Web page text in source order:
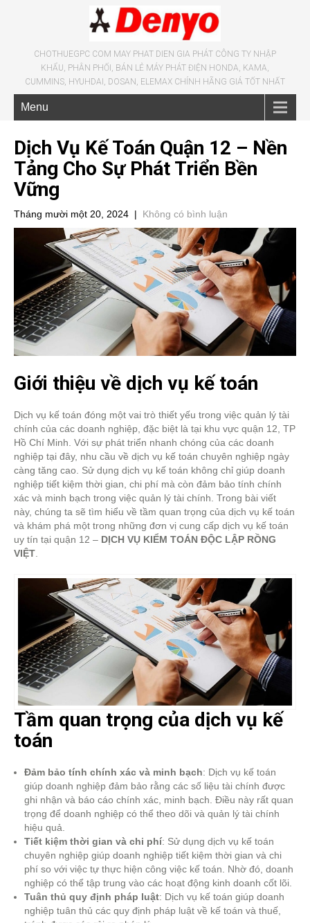
CHOTHUEGPC COM MAY PHAT DIEN GIA PHÁT CÔNG TY NHẬP
KHẨU, PHÂN PHỐI, BÁN LẺ MÁY PHÁT ĐIỆN HONDA, KAMA,
CUMMINS, HYUHDAI, DOSAN, ELEMAX CHÍNH HÃNG GIÁ TỐT NHẤT
Menu
Dịch Vụ Kế Toán Quận 12 – Nền
Tảng Cho Sự Phát Triển Bền
Vững
Tháng mười một 20, 2024 | Không có bình luận
Giới thiệu về dịch vụ kế toán
Dịch vụ kế toán đóng một vai trò thiết yếu trong việc quản lý tài
chính của các doanh nghiệp, đặc biệt là tại khu vực quận 12, TP
Hồ Chí Minh. Với sự phát triển nhanh chóng của các doanh
nghiệp tại đây, nhu cầu về dịch vụ kế toán chuyên nghiệp ngày
càng tăng cao. Sử dụng dịch vụ kế toán không chỉ giúp doanh
nghiệp tiết kiệm thời gian, chi phí mà còn đảm bảo tính chính
xác và minh bạch trong việc quản lý tài chính. Trong bài viết
này, chúng ta sẽ tìm hiểu về tầm quan trọng của dịch vụ kế toán
và khám phá một trong những đơn vị cung cấp dịch vụ kế toán
uy tín tại quận 12 – DỊCH VỤ KIỂM TOÁN ĐỘC LẬP RỒNG
VIỆT
Tầm quan trọng của dịch vụ kế
toán
Đảm bảo tính chính xác và minh bạch: Dịch vụ kế toán
giúp doanh nghiệp đảm bảo rằng các số liệu tài chính được
ghi nhận và báo cáo chính xác, minh bạch. Điều này rất quan
trọng để doanh nghiệp có thể theo dõi và quản lý tài chính
hiệu quả.
Tiết kiệm thời gian và chi phí: Sử dụng dịch vụ kế toán
chuyên nghiệp giúp doanh nghiệp tiết kiệm thời gian và chi
phí so với việc tự thực hiện công việc kế toán. Nhờ đó, doanh
nghiệp có thể tập trung vào các hoạt động kinh doanh cốt lõi.
Tuân thủ quy định pháp luật: Dịch vụ kế toán giúp doanh
nghiệp tuân thủ các quy định pháp luật về kế toán và thuế,